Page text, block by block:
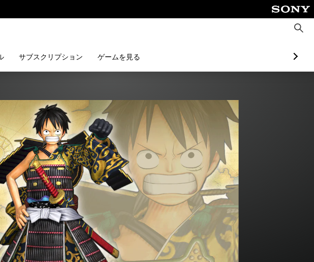
検
索
サブスクリプション ゲームを見る